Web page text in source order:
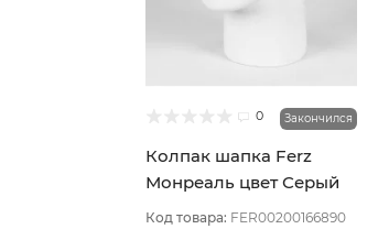
0 Закончился
Колпак шапка Ferz
Монреаль цвет Серый
светлый
Код товара: FER00200166890